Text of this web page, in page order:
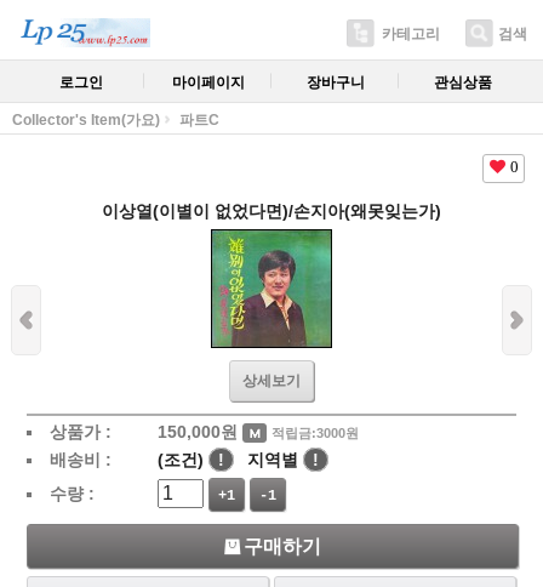
카테고리 검색
로그인 마이페이지 장바구니 관심상품
Collector's Item(가요) 파트C
0
이상열(이별이 없었다면)/손지아(왜못잊는가)
상세보기
상품가 : 150,000원 적립금:3000원
배송비 : (조건) ! 지역별
!
수량 :
+1 -1
구매하기